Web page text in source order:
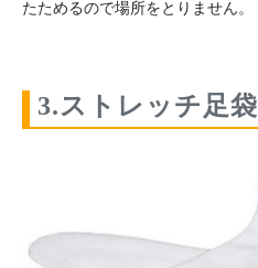
たためるので場所をとりません。
3.ストレッチ足袋